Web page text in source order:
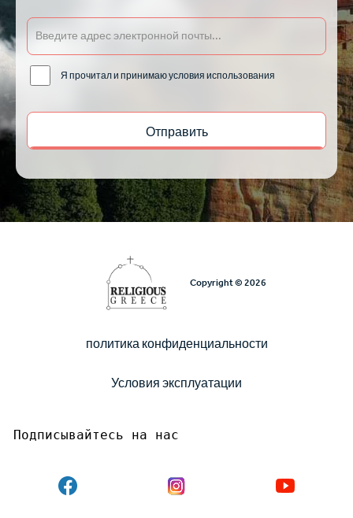
Я прочитал и принимаю условия использования
Copyright © 2026
Υποσέλιδο
политика конфиденциальности
Условия эксплуатации
Подписывайтесь на нас